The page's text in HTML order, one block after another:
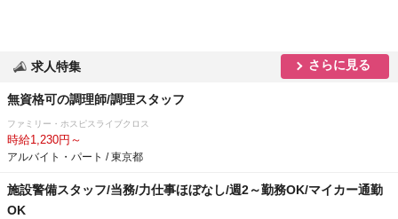
求人特集 さらに見る
無資格可の調理師/調理スタッフ
ファミリー・ホスピスライブクロス
時給1,230円～
アルバイト・パート / 東京都
施設警備スタッフ/当務/力仕事ほぼなし/週2～勤務OK/マイカー通勤
OK